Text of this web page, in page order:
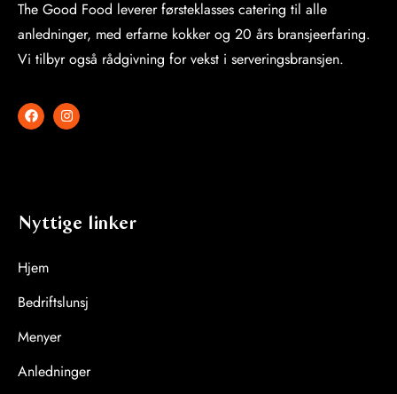
The Good Food leverer førsteklasses catering til alle
anledninger, med erfarne kokker og 20 års bransjeerfaring.
Vi tilbyr også rådgivning for vekst i serveringsbransjen.
Nyttige linker
Hjem
Bedriftslunsj
Menyer
Anledninger